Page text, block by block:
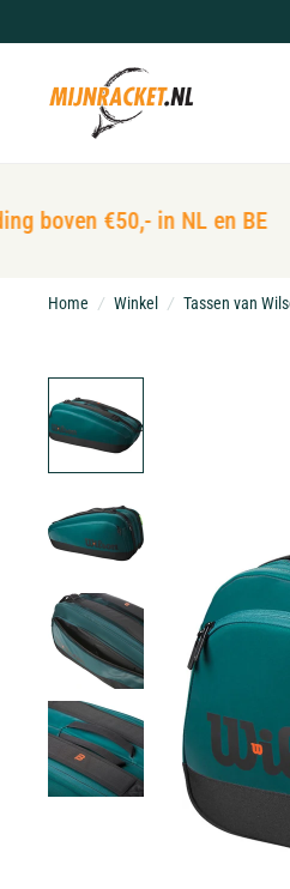
boven €50,- in NL en BE
Home / Winkel / Tassen van